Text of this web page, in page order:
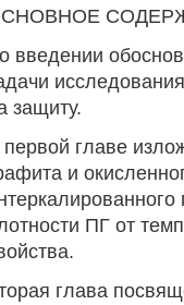
введении
защиту.
главе
и
ПГ от
глава